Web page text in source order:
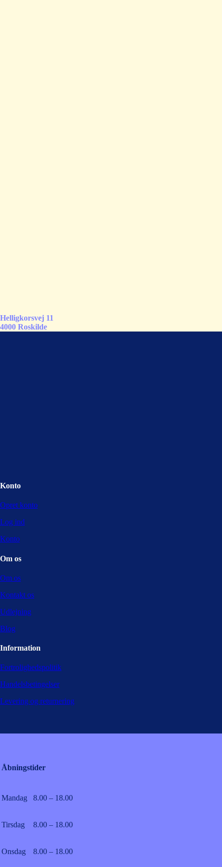
Helligkorsvej 11
4000 Roskilde
Konto
Opret konto
Log ind
Konto
Om os
Om os
Kontakt os
Udlejning
Blog
Information
Fortrolighedspolitik
Handelsbetingelser
Levering og returnering
Åbningstider
Mandag 8.00 – 18.00
Tirsdag 8.00 – 18.00
Onsdag 8.00 – 18.00